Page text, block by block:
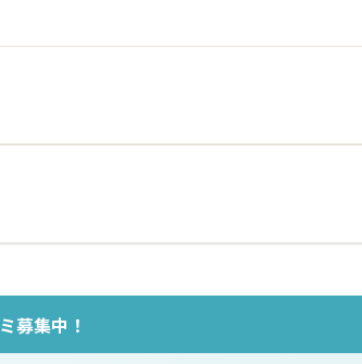
募集中！